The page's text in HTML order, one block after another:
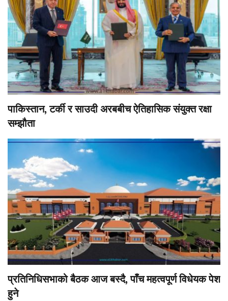
पाकिस्तान, टर्की र साउदी अरबबीच ऐतिहासिक संयुक्त रक्षा
सम्झौता
प्रतिनिधिसभाको बैठक आज बस्दै, पाँच महत्वपूर्ण विधेयक पेश
हुने